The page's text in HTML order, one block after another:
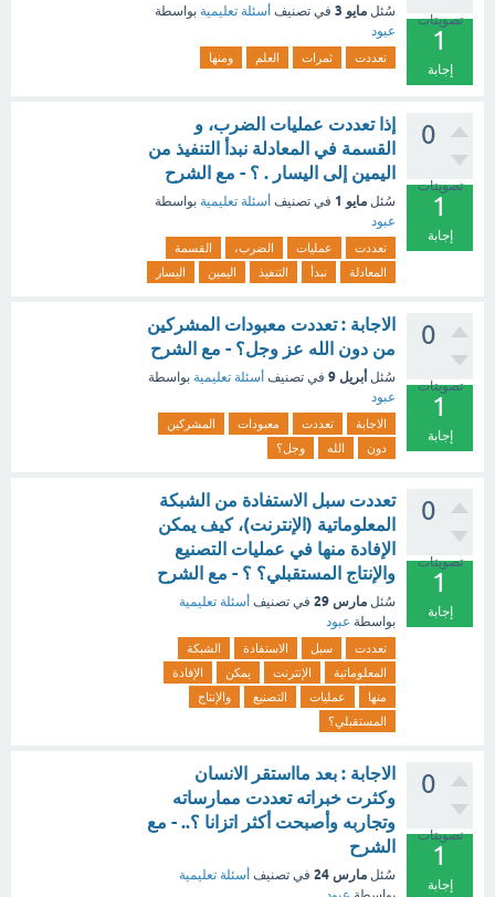
تصويتات
1
إجابة
سُئل مايو 3 في تصنيف أسئلة تعليمية بواسطة
عبود
تعددت ثمرات العلم ومنها
0
تصويتات
1
إجابة
إذا تعددت عمليات الضرب، و
القسمة في المعادلة نبدأ التنفيذ من
اليمين إلى اليسار . ؟ - مع الشرح
سُئل مايو 1 في تصنيف أسئلة تعليمية بواسطة
عبود
تعددت عمليات الضرب،
القسمة
المعادلة
نبدأ التنفيذ اليمين اليسار
0
تصويتات
1
إجابة
الاجابة : تعددت معبودات المشركين
من دون الله عز وجل؟ - مع الشرح
سُئل أبريل 9 في تصنيف أسئلة تعليمية بواسطة
عبود
الاجابة تعددت معبودات
المشركين
دون
الله وجل؟
0
تصويتات
1
إجابة
تعددت سبل الاستفادة من الشبكة
المعلوماتية (الإنترنت)، كيف يمكن
الإفادة منها في عمليات التصنيع
والإنتاج المستقبلي؟ ؟ - مع الشرح
سُئل مارس 29 في تصنيف أسئلة تعليمية
بواسطة عبود
تعددت سبل الاستفادة
الشبكة
المعلوماتية
الإنترنت يمكن
الإفادة
منها
عمليات التصنيع
والإنتاج
المستقبلي؟
0
تصويتات
1
إجابة
الاجابة : بعد مااستقر الانسان
وكثرت خبراته تعددت ممارساته
وتجاربه وأصبحت أكثر اتزانا ؟.. - مع
الشرح
سُئل مارس 24 في تصنيف أسئلة تعليمية